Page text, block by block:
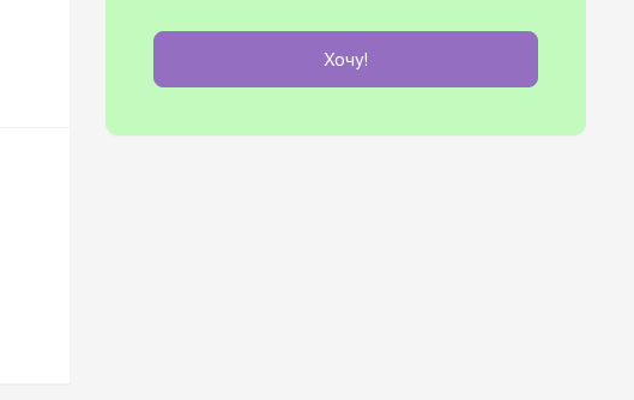
Хочу!